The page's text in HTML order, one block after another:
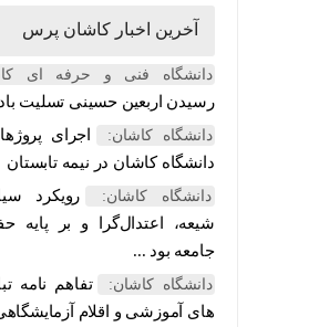
آخرین اخبار کاشان پرس
دانشگاه فنی و حرفه ای کاشان:
رسیدن اربعین حسینی تسلیت باد
دانشگاه کاشان: اجرای پروژهای
دانشگاه کاشان در نیمه تابستان
دانشگاه کاشان: رویکرد سیاسی
شیعه، اعتدال‌گرا و بر پایه حفظ
جامعه بود ...
دانشگاه کاشان: تفاهم نامه تبادل
های آموزشی و اقلام آزمایشگاهی،